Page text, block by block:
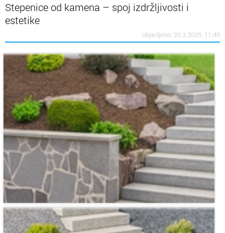
Stepenice od kamena – spoj izdržljivosti i
estetike
objavljeno: 20.3.2025. 11:40